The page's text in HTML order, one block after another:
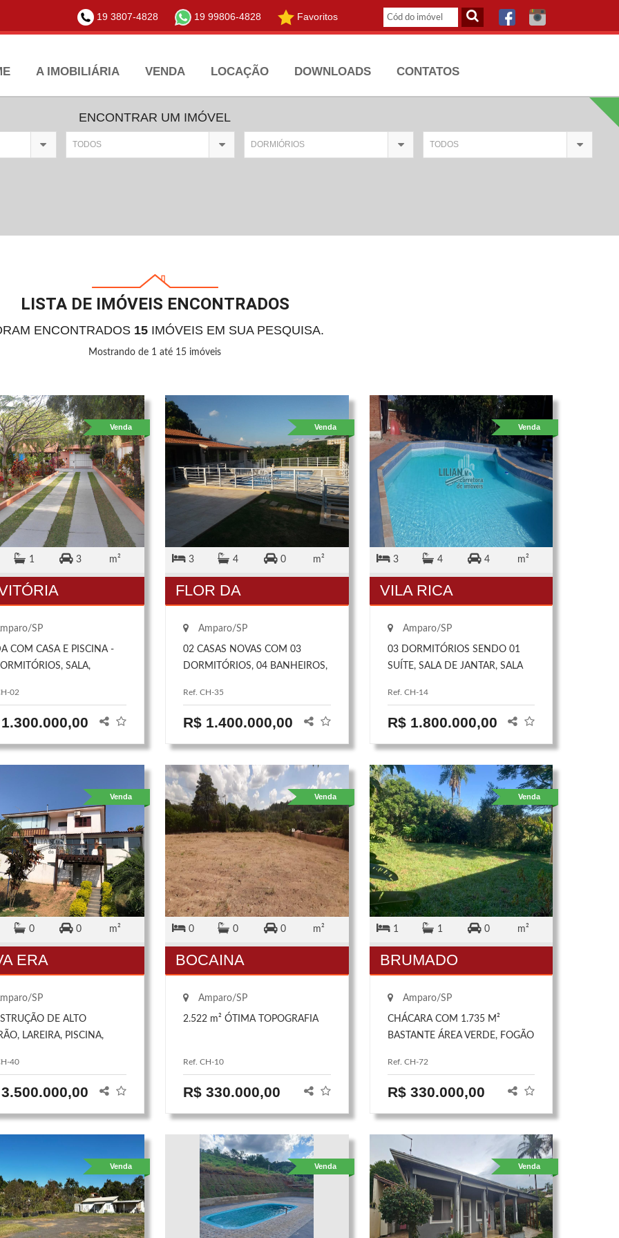
19 3807-4828 19 99806-4828 Favoritos
A IMOBILIÁRIA VENDA LOCAÇÃO DOWNLOADS CONTATOS
ENCONTRAR UM IMÓVEL
TODOS DORMIÓRIOS TODOS
LISTA DE IMÓVEIS ENCONTRADOS
ENCONTRADOS 15 IMÓVEIS EM SUA PESQUISA.
Mostrando de 1 até 15 imóveis
Venda
1 3 m²
SP
COM CASA E PISCINA -
SALA,
02
Venda
3 4 0 m²
FLOR DA
Amparo/SP
02 CASAS NOVAS COM 03
DORMITÓRIOS, 04 BANHEIROS,
HIDROMASSAGEM, LUZES DE
LED, CASCATA, CAMPO DE
FUTEBOL, POMAR GRANDE,
PORTÃO ELETRÔNICO.
Ref. CH-35
R$ 1.400.000,00
Venda
3 4 4 m²
VILA RICA
Amparo/SP
03 DORMITÓRIOS SENDO 01
SUÍTE, SALA DE JANTAR, SALA
LAVANDERIA COM 01 QUARTO
E BANHEIRO. ÁREA EXTERNA:
QUINTAL GRANDE COM
COZINHA, RANCHO COM
FOGÃO A LENHA, PISCINA,
CHURRASQUEIRA, POMAR,
JARDIM EM VOLTA DA CASA,
GARAGEM P/04 CARROS.
Ref. CH-14
R$ 1.800.000,00
Venda
0 0 m²
ERA
SP
DE ALTO
LAREIRA, PISCINA,
SOCIAIS, 02
PERGOLADO,
P/ 04 CARROS,
COM ÁRVORES
COM FOGÃO A
FORNO DE PIZZA E
DECK NA
GOURMET, JARDINAGEM
LAVANDERIA.
40
Venda
0 0 0 m²
BOCAINA
Amparo/SP
2.522 m² ÓTIMA TOPOGRAFIA
Ref. CH-10
R$ 330.000,00
Venda
1 1 0 m²
BRUMADO
Amparo/SP
CHÁCARA COM 1.735 M²
BASTANTE ÁREA VERDE, FOGÃO
BANHEIRO
Ref. CH-72
R$ 330.000,00
Venda Venda Venda